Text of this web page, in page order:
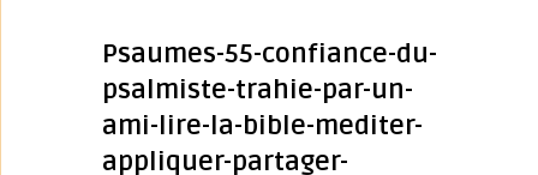
Psaumes-55-confiance-du-
psalmiste-trahie-par-un-
ami-lire-la-bible-mediter-
appliquer-partager-